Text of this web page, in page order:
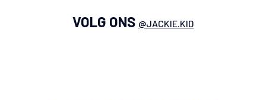
VOLG ONS @JACKIE.KID